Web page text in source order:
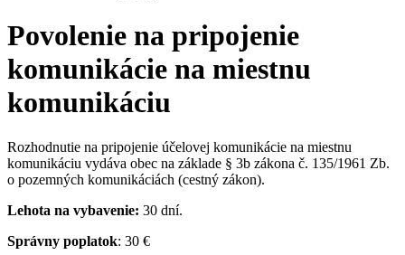
Povolenie na pripojenie
komunikácie na miestnu
komunikáciu
Rozhodnutie na pripojenie účelovej komunikácie na miestnu
komunikáciu vydáva obec na základe § 3b zákona č. 135/1961 Zb.
o pozemných komunikáciách (cestný zákon).
Lehota na vybavenie: 30 dní.
Správny poplatok: 30 €